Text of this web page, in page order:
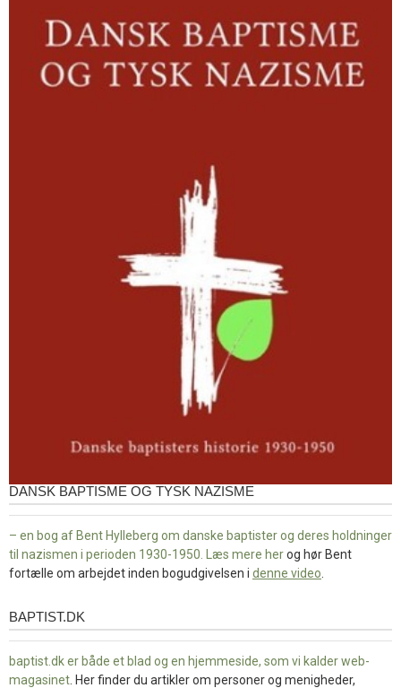
DANSK BAPTISME OG TYSK NAZISME
– en bog af Bent Hylleberg om danske baptister og deres holdninger
til nazismen i perioden 1930-1950. Læs mere herog hør Bent
fortælle om arbejdet inden bogudgivelsen i denne video
baptist.dk
BAPTIST.DK
baptist.dk er både et blad og en hjemmeside, som vi kalder web-
magasinet . Her finder du artikler om personer og menigheder,